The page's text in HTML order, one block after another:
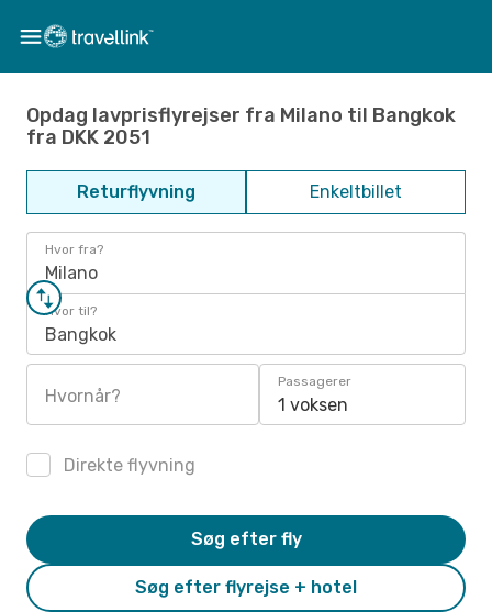
Opdag lavprisflyrejser fra Milano til Bangkok
fra DKK 2051
Returflyvning Enkeltbillet
Hvor fra?
Milano
Hvor til?
Bangkok
Hvornår?
Passagerer
1 voksen
Direkte flyvning
Søg efter flyrejse + hotel
Søg efter fly